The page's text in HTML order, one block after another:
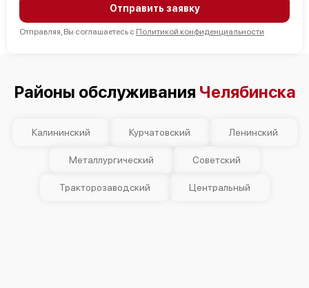
Отправить заявку
Отправляя, Вы соглашаетесь с Политикой конфиденциальности
Районы обслуживания Челябинска
Калининский Курчатовский Ленинский
Металлургический Советский
Тракторозаводский Центральный